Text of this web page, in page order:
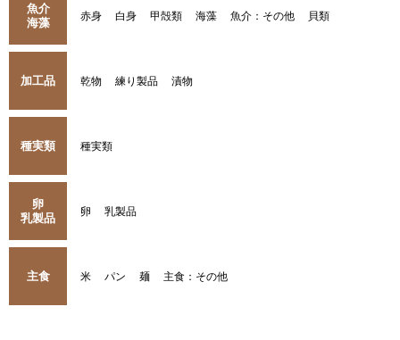
魚介
海藻
赤身 白身 甲殻類 海藻 魚介：その他 貝類
加工品 乾物 練り製品 漬物
種実類 種実類
卵
乳製品
卵 乳製品
主食 米 パン 麺 主食：その他